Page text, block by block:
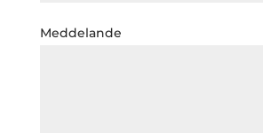
Meddelande